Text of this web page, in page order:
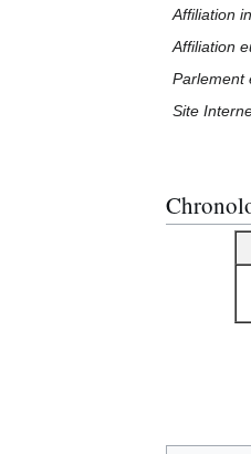
Affiliation
Affiliation
Parlement
Site